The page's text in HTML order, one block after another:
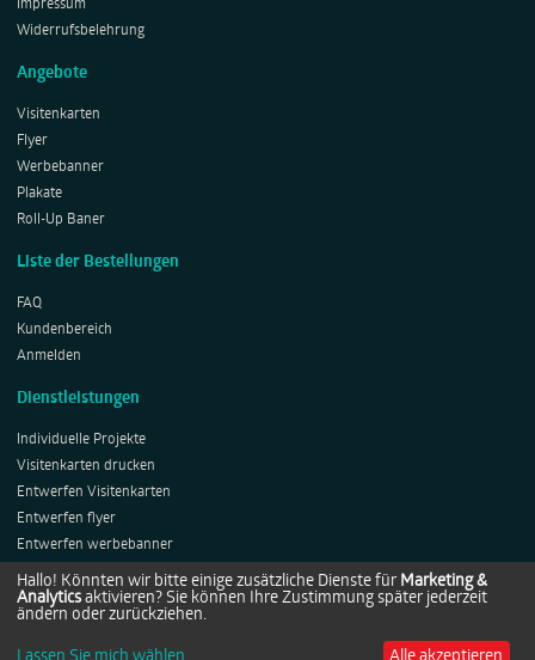
Impressum
Widerrufsbelehrung
Angebote
Visitenkarten
Flyer
Werbebanner
Plakate
Roll-Up Baner
Liste der Bestellungen
FAQ
Kundenbereich
Anmelden
Dienstleistungen
Individuelle Projekte
Visitenkarten drucken
Entwerfen Visitenkarten
Entwerfen flyer
Entwerfen werbebanner
Entwerfen Plakates
Entwerfen Roll-ups
Hallo! Könnten wir bitte einige zusätzliche Dienste für Marketing &
Analytics aktivieren? Sie können Ihre Zustimmung später jederzeit
ändern oder zurückziehen.